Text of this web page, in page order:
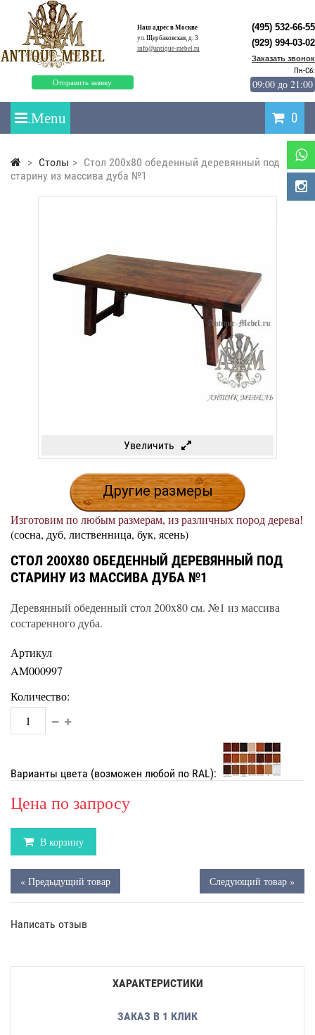
Наш адрес в Москве
ул. Щербаковская, д. 3
info@antique-mebel.ru
Отправить заявку
(495) 532-66-55
(929) 994-03-02
Заказать звонок
Пн-Сб:
09:00 до 21:00
0
> Столы > Стол 200x80 обеденный деревянный под
старину из массива дуба №1
Увеличить
Другие размеры
Изготовим по любым размерам, из различных пород дерева!
(сосна, дуб, лиственница, бук, ясень)
СТОЛ 200X80 ОБЕДЕННЫЙ ДЕРЕВЯННЫЙ ПОД
СТАРИНУ ИЗ МАССИВА ДУБА №1
Деревянный обеденный стол 200x80 см. №1 из массива
состаренного дуба.
Артикул
AM000997
Количество:
Варианты цвета (возможен любой по RAL):
Цена по запросу
В корзину
« Предыдущий товар Следующий товар »
Написать отзыв
ХАРАКТЕРИСТИКИ
ЗАКАЗ В 1 КЛИК